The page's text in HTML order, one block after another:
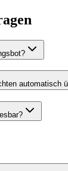
automatisch